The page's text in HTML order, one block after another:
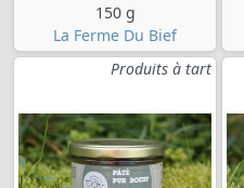
150 g
La Ferme Du Bief
Produits à tart